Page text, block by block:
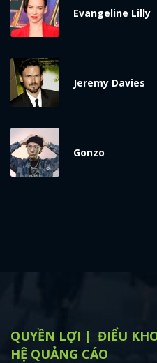
Evangeline Lilly
Jeremy Davies
Gonzo
QUYỀN LỢI ĐIỂU
HỆ QUẢNG CÁO